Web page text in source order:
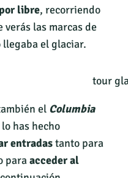
por libre, recorriendo
las marcas de
el glaciar.
el Columbia
has hecho
entradastanto para
paraacceder al